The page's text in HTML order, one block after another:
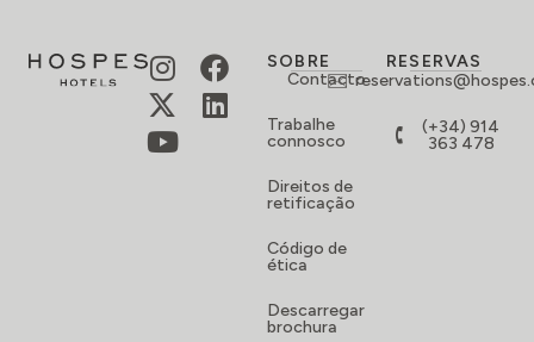
SOBRE
Contacto
Trabalhe
connosco
Direitos de
retificação
Código de
ética
Descarregar
brochura
RESERVAS
(+34) 914
363 478